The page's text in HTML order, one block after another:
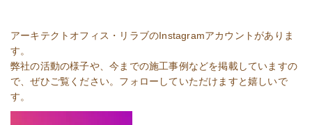
アーキテクトオフィス・リラブのInstagramアカウントがありま
す。
弊社の活動の様子や、今までの施工事例などを掲載していますの
で、ぜひご覧ください。フォローしていただけますと嬉しいで
す。